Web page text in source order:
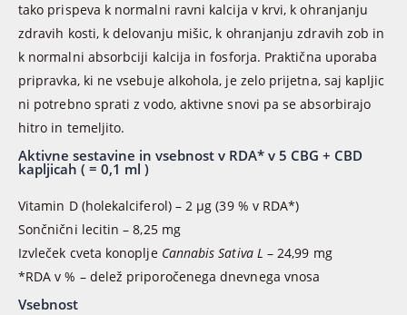
tako prispeva k normalni ravni kalcija v krvi, k ohranjanju
zdravih kosti, k delovanju mišic, k ohranjanju zdravih zob in
k normalni absorbciji kalcija in fosforja. Praktična uporaba
pripravka, ki ne vsebuje alkohola, je zelo prijetna, saj kapljic
ni potrebno sprati z vodo, aktivne snovi pa se absorbirajo
hitro in temeljito.
Aktivne sestavine in vsebnost v RDA* v 5 CBG + CBD
kapljicah ( = 0,1 ml )
Vitamin D (holekalciferol) – 2 μg (39 % v RDA*)
Sončnični lecitin – 8,25 mg
Izvleček cveta konoplje Cannabis Sativa L – 24,99 mg
*RDA v % – delež priporočenega dnevnega vnosa
Vsebnost